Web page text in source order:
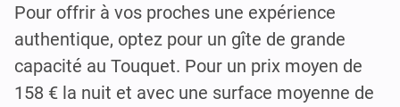
Pour offrir à vos proches une expérience
authentique, optez pour un gîte de grande
capacité au Touquet. Pour un prix moyen de
158 € la nuit et avec une surface moyenne de